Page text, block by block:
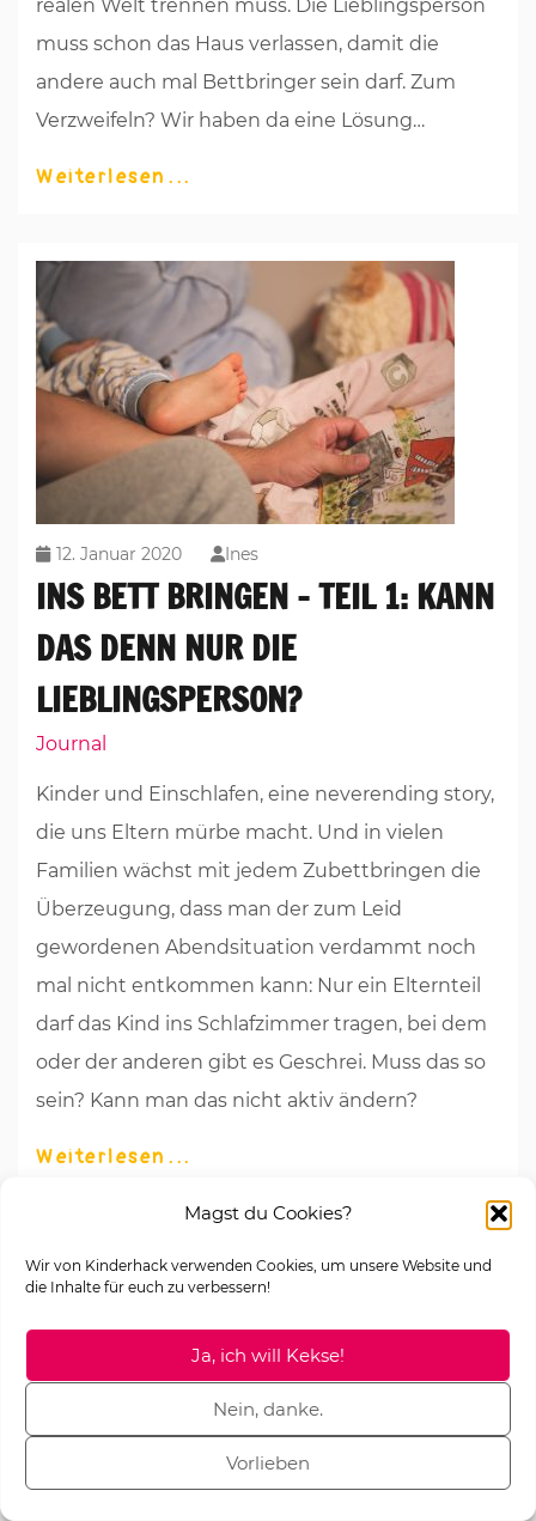
Magst du Cookies?
Wir von Kinderhack verwenden Cookies, um unsere Website und
die Inhalte für euch zu verbessern!
Ja, ich will Kekse!
Nein, danke.
Vorlieben
realen Welt trennen muss. Die Lieblingsperson
muss schon das Haus verlassen, damit die
andere auch mal Bettbringer sein darf. Zum
Verzweifeln? Wir haben da eine Lösung…
Weiterlesen
12. Januar 2020 Ines
INS BETT BRINGEN – TEIL 1: KANN
DAS DENN NUR DIE
LIEBLINGSPERSON?
Journal
Kinder und Einschlafen, eine neverending story,
die uns Eltern mürbe macht. Und in vielen
Familien wächst mit jedem Zubettbringen die
Überzeugung, dass man der zum Leid
gewordenen Abendsituation verdammt noch
mal nicht entkommen kann: Nur ein Elternteil
darf das Kind ins Schlafzimmer tragen, bei dem
oder der anderen gibt es Geschrei. Muss das so
sein? Kann man das nicht aktiv ändern?
Weiterlesen